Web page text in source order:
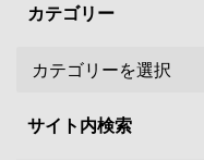
カテゴリー
サイト内検索